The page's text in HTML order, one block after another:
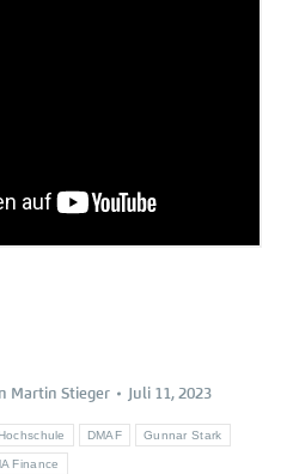
Martin Stieger Juli 11, 2023
DMAF Gunnar Stark
Finance